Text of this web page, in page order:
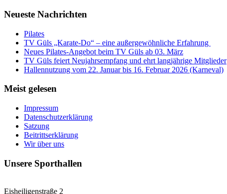
Neueste Nachrichten
Pilates
TV Güls „Karate-Do“ – eine außergewöhnliche Erfahrung
Neues Pilates-Angebot beim TV Güls ab 03. März
TV Güls feiert Neujahrsempfang und ehrt langjährige Mitglieder
Hallennutzung vom 22. Januar bis 16. Februar 2026 (Karneval)
Meist gelesen
Impressum
Datenschutzerklärung
Satzung
Beitrittserklärung
Wir über uns
Unsere Sporthallen
Eisheiligenstraße 2